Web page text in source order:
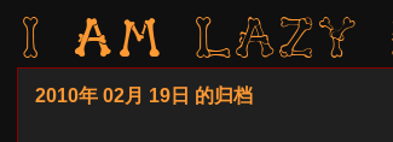
I am LAZY
2010年 02月 19日 的归档